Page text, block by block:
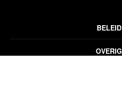
OVERIG
BELEID